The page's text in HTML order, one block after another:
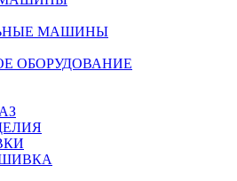
МАШИНЫ
ОБОРУДОВАНИЕ